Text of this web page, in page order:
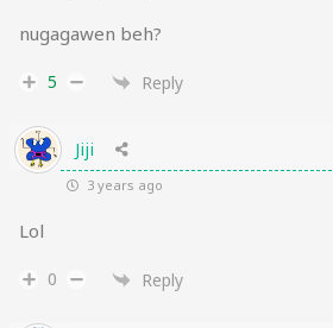
nugagawen beh?
5 Reply
Jiji
3 years ago
Lol
0 Reply